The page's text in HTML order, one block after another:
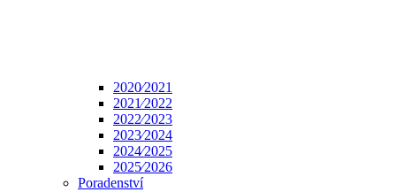
2020⁄2021
2021⁄2022
2022⁄2023
2023⁄2024
2024⁄2025
2025⁄2026
Poradenství